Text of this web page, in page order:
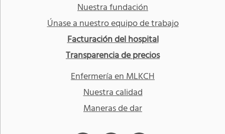
Nuestra fundación
Únase a nuestro equipo de trabajo
Facturación del hospital
Transparencia de precios
Enfermería en MLKCH
Nuestra calidad
Maneras de dar